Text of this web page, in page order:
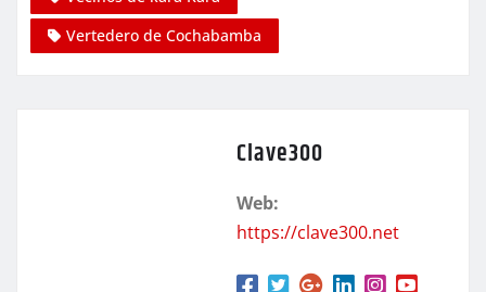
Vertedero de Cochabamba
Clave300
Web:
https://clave300.net